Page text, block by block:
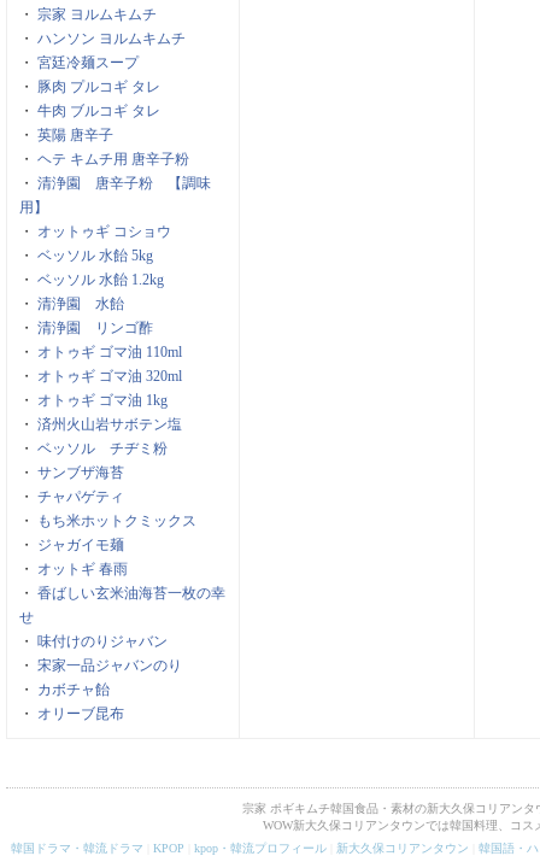
・ 宗家 ヨルムキムチ
・ ハンソン ヨルムキムチ
・ 宮廷冷麺スープ
・ 豚肉 プルコギ タレ
・ 牛肉 ブルコギ タレ
・ 英陽 唐辛子
・ ヘテ キムチ用 唐辛子粉
・ 清浄園 唐辛子粉 【調味
用】
・ オットゥギ コショウ
・ ベッソル 水飴 5kg
・ ベッソル 水飴 1.2kg
・ 清浄園 水飴
・ 清浄園 リンゴ酢
・ オトゥギ ゴマ油 110ml
・ オトゥギ ゴマ油 320ml
・ オトゥギ ゴマ油 1kg
・ 済州火山岩サボテン塩
・ ベッソル チヂミ粉
・ サンブザ海苔
・ チャパゲティ
・
もち米ホットクミックス
・ ジャガイモ麺
・ オットギ 春雨
・ 香ばしい玄米油海苔一枚の幸
せ
・ 味付けのりジャバン
・ 宋家一品ジャバンのり
・ カボチャ飴
・ オリーブ昆布
宗家 ポギキムチ韓国食品・素材の新大久保コリアン
WOW新大久保コリアンタウンでは韓国料理、コ
韓国ドラマ・韓流ドラマ
KPOP kpop・韓流プロフィール 新大久保コリアンタウン 韓国語・